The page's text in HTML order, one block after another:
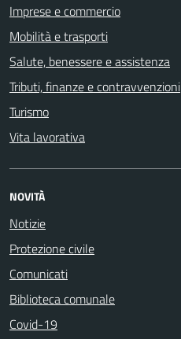
Imprese e commercio
Mobilità e trasporti
Salute, benessere e assistenza
Tributi, finanze e contravvenzioni
Turismo
Vita lavorativa
NOVITÀ
Notizie
Protezione civile
Comunicati
Biblioteca comunale
Covid-19